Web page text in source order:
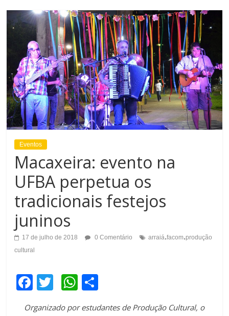
Eventos
Macaxeira: evento na
UFBA perpetua os
tradicionais festejos
juninos
17 de julho de 2018 0 Comentário arraiá.facom.produção
cultural
F
W
Organizado por estudantes de Produção Cultural, o